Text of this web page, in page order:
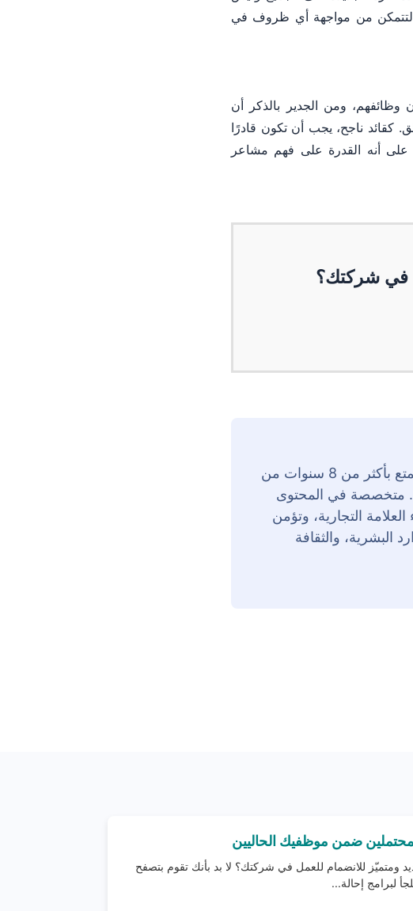
لتتمكن من مواجهة أي ظروف في
ومن الجدير بالذكر أن
كقائد ناجح، يجب أن تكون قادرًا
على أنه القدرة على فهم مشاعر
في شركتك؟
حنين إبراهيم هي رئيسة قسم التواصل في ZenHR، وتتمتع بأكثر من 8 سنوات من
متخصصة في المحتوى
التجارية، وتؤمن
البشرية، والثقافة
ضمن موظفيك الحاليين
ومتميّز للانضمام للعمل في شركتك؟ لا بد بأنك تقوم بتصفح
لبرامج إحالة...